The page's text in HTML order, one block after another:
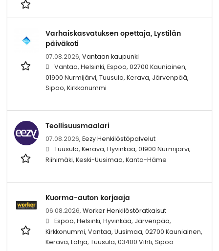
Varhaiskasvatuksen opettaja, Lystilän
päiväkoti
07.08.2026, Vantaan kaupunki
Vantaa, Helsinki, Espoo, 02700 Kauniainen,
01900 Nurmijärvi, Tuusula, Kerava, Järvenpää,
Sipoo, Kirkkonummi
Teollisuusmaalari
07.08.2026, Eezy Henkilöstöpalvelut
Tuusula, Kerava, Hyvinkää, 01900 Nurmijärvi,
Riihimäki, Keski-Uusimaa, Kanta-Häme
Kuorma-auton korjaaja
06.08.2026, Worker Henkilöstöratkaisut
Espoo, Helsinki, Hyvinkää, Järvenpää,
Kirkkonummi, Vantaa, Uusimaa, 02700 Kauniainen,
Kerava, Lohja, Tuusula, 03400 Vihti, Sipoo